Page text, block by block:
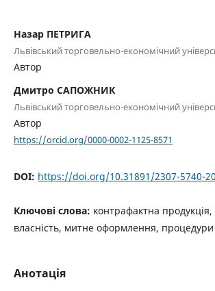
Назар ПЕТРИГА
Львівський торговельно-економічний
Автор
Дмитро САПОЖНИК
Львівський торговельно-економічний
Автор
https://orcid.org/0000-0002-1125-8571
DOI: https://doi.org/10.31891/2307-5740-
Ключові слова: контрафактна продукція,
власність, митне оформлення,
Анотація